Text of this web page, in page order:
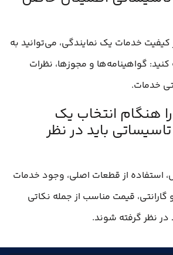
کیفیت خدمات یک نمایندگی، می‌توانید به
کنید: گواهینامه‌ها و مجوزها، نظرات
خدمات.
هنگام انتخاب یک
باید در نظر
استفاده از قطعات اصلی، وجود خدمات
قیمت مناسب از جمله نکاتی
در نظر گرفته شوند.